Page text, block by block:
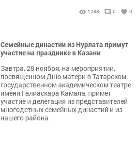
1288 0 0
Семейные династии из Нурлата примут
участие на празднике в Казани
Завтра, 28 ноября, на мероприятии,
посвященном Дню матери в Татарском
государственном академическом театре
имени Галиаскара Камала, примет
участие и делегация из представителей
многодетных семейных династий и из
нашего района.